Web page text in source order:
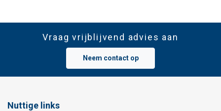
Vraag vrijblijvend advies aan
Neem contact op
Nuttige links